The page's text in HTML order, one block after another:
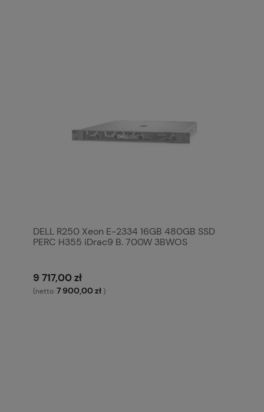
DELL R250 Xeon E-2334 16GB 480GB SSD
PERC H355 iDrac9 B. 700W 3BWOS
9 717,00 zł
(netto:7 900,00 zł )